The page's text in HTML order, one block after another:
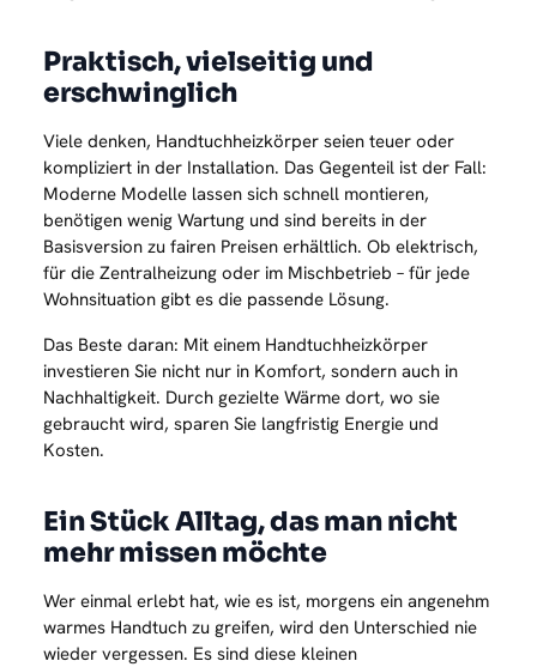
Praktisch, vielseitig und
erschwinglich
Viele denken, Handtuchheizkörper seien teuer oder
kompliziert in der Installation. Das Gegenteil ist der Fall:
Moderne Modelle lassen sich schnell montieren,
benötigen wenig Wartung und sind bereits in der
Basisversion zu fairen Preisen erhältlich. Ob elektrisch,
für die Zentralheizung oder im Mischbetrieb – für jede
Wohnsituation gibt es die passende Lösung.
Das Beste daran: Mit einem Handtuchheizkörper
investieren Sie nicht nur in Komfort, sondern auch in
Nachhaltigkeit. Durch gezielte Wärme dort, wo sie
gebraucht wird, sparen Sie langfristig Energie und
Kosten.
Ein Stück Alltag, das man nicht
mehr missen möchte
Wer einmal erlebt hat, wie es ist, morgens ein angenehm
warmes Handtuch zu greifen, wird den Unterschied nie
wieder vergessen. Es sind diese kleinen